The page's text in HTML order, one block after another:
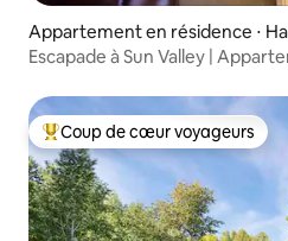
Appartement en résidence ⋅
Escapade à Sun Valley |
Coups de cœur voyageurs les
Coup de cœur voyageurs